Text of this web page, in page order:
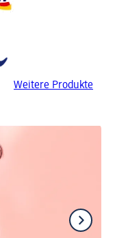
Weitere Produkte